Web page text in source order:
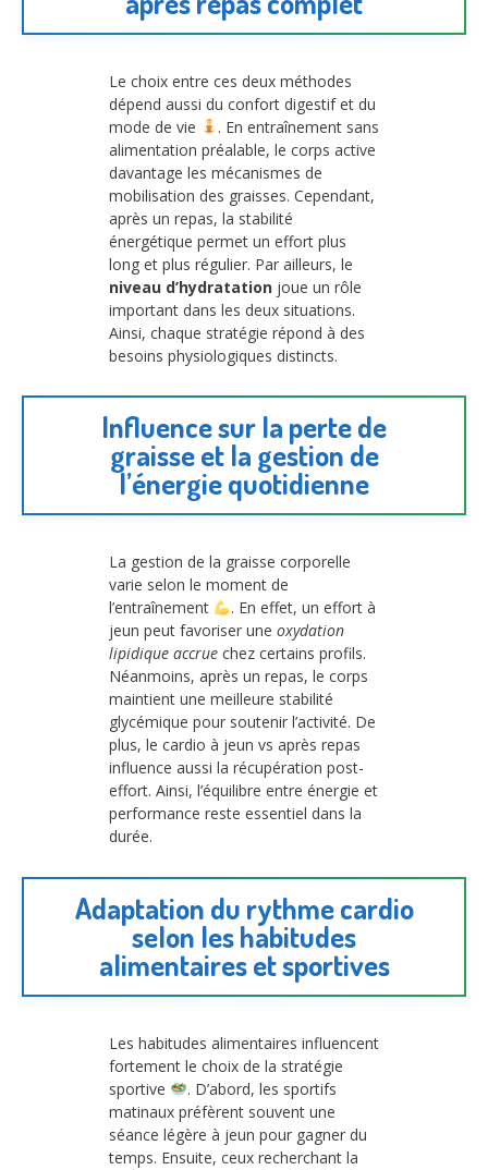
Le choix entre ces deux méthodes
dépend aussi du confort digestif et du
mode de vie
. En entraînement sans
alimentation préalable, le corps active
davantage les mécanismes de
mobilisation des graisses. Cependant,
après un repas, la stabilité
énergétique permet un effort plus
long et plus régulier. Par ailleurs, le
niveau d’hydratation joue un rôle
important dans les deux situations.
Ainsi, chaque stratégie répond à des
besoins physiologiques distincts.
Influence sur la perte de
graisse et la gestion de
l’énergie quotidienne
La gestion de la graisse corporelle
varie selon le moment de
l’entraînement
. En effet, un effort à
jeun peut favoriser une oxydation
lipidique accrue chez certains profils.
Néanmoins, après un repas, le corps
maintient une meilleure stabilité
glycémique pour soutenir l’activité. De
plus, le cardio à jeun vs après repas
influence aussi la récupération post-
effort. Ainsi, l’équilibre entre énergie et
performance reste essentiel dans la
durée.
Adaptation du rythme cardio
selon les habitudes
alimentaires et sportives
Les habitudes alimentaires influencent
fortement le choix de la stratégie
sportive
. D’abord, les sportifs
matinaux préfèrent souvent une
séance légère à jeun pour gagner du
temps. Ensuite, ceux recherchant la